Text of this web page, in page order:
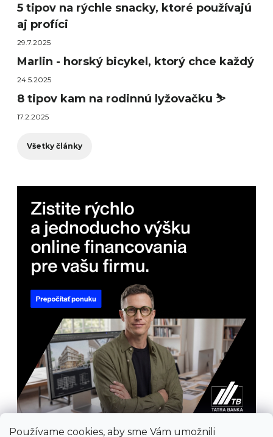
Používame cookies, aby sme Vám umožnili
5 tipov na rýchle snacky, ktoré používajú
aj profíci
29.7.2025
Marlin - horský bicykel, ktorý chce každý
24.5.2025
8 tipov kam na rodinnú lyžovačku ⛷️
17.2.2025
Všetky články